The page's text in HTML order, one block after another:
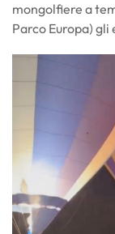
mongolfiere a
Parco Europa)